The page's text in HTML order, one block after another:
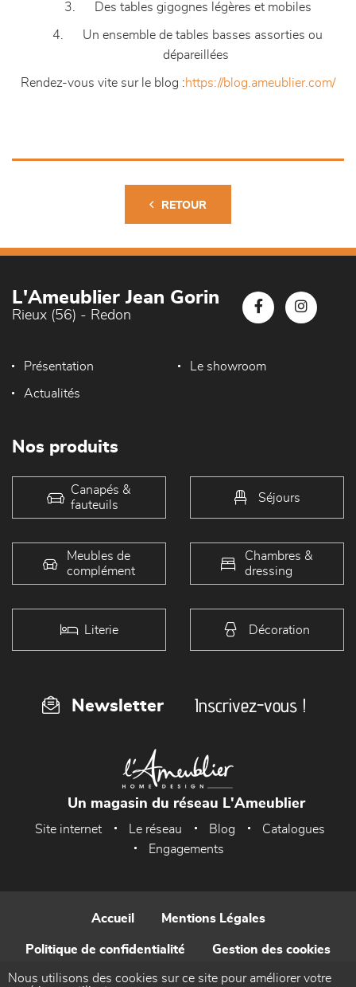
3. Des tables gigognes légères et mobiles
4. Un ensemble de tables basses assorties ou
dépareillées
Rendez-vous vite sur le blog :https://blog.ameublier.com/
RETOUR
L'Ameublier Jean Gorin
Rieux (56) - Redon
Présentation Le showroom
Actualités
Nos produits
Canapés &
fauteuils
Séjours
Meubles de
complément
Chambres &
dressing
Literie Décoration
Newsletter Inscrivez-vous !
Un magasin du réseau L'Ameublier
Site internet Le réseau Blog
Catalogues
Engagements
Accueil Mentions Légales
Politique de confidentialité Gestion des cookies
Contact
Nous utilisons des cookies sur ce site pour améliorer votre